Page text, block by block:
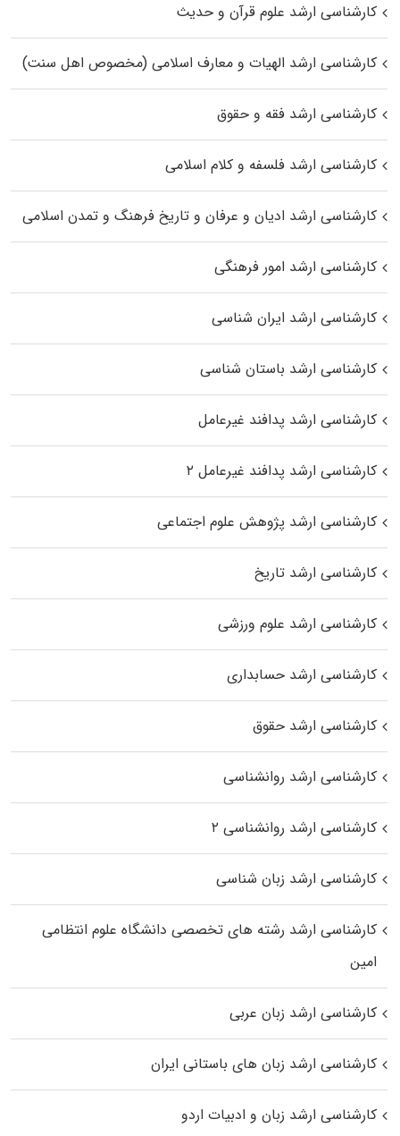
کارشناسی ارشد علوم قرآن و حدیث
کارشناسی ارشد الهیات و معارف اسلامی (مخصوص اهل سنت)
کارشناسی ارشد فقه و حقوق
کارشناسی ارشد فلسفه و کلام اسلامی
کارشناسی ارشد ادیان و عرفان و تاریخ فرهنگ و تمدن اسلامی
کارشناسی ارشد امور فرهنگی
کارشناسی ارشد ایران شناسی
کارشناسی ارشد باستان شناسی
کارشناسی ارشد پدافند غیرعامل
کارشناسی ارشد پدافند غیرعامل ۲
کارشناسی ارشد پژوهش علوم اجتماعی
کارشناسی ارشد تاریخ
کارشناسی ارشد علوم ورزشی
کارشناسی ارشد حسابداری
کارشناسی ارشد حقوق
کارشناسی ارشد روانشناسی
کارشناسی ارشد روانشناسی ۲
کارشناسی ارشد زبان شناسی
کارشناسی ارشد رﺷﺘﻪ ﻫﺎی تخصصی داﻧﺸﮕﺎه ﻋﻠﻮم انتظامی
اﻣﻴﻦ
کارشناسی ارشد زبان عربی
کارشناسی ارشد زبان‌ های باستانی ایران
کارشناسی ارشد زبان و ادبیات اردو